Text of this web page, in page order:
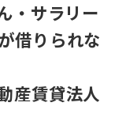
・サラリー
借りられな
産賃貸法人